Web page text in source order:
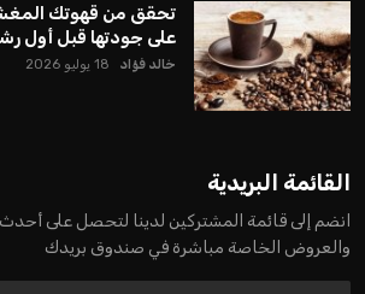
على جودتها قبل أول
خالد فؤاد 18 يوليو 2026
القائمة البريدية
انضم إلى قائمة المشتركين لدينا لتحصل على أحدث
والعروض الخاصة مباشرة في صندوق بريدك